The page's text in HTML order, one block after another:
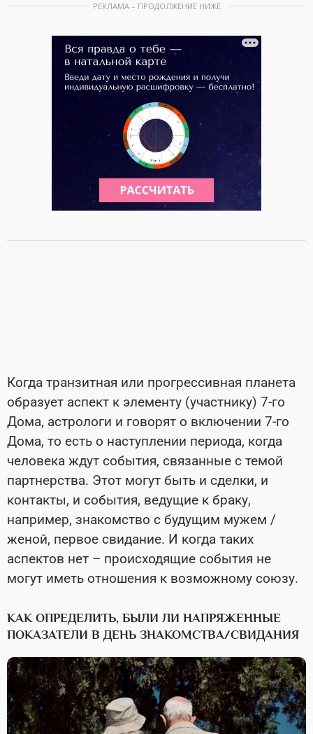
РЕКЛАМА – ПРОДОЛЖЕНИЕ НИЖЕ
Когда транзитная или прогрессивная планета
образует аспект к элементу (участнику) 7-го
Дома, астрологи и говорят о включении 7-го
Дома, то есть о наступлении периода, когда
человека ждут события, связанные с темой
партнерства. Этот могут быть и сделки, и
контакты, и события, ведущие к браку,
например, знакомство с будущим мужем /
женой, первое свидание. И когда таких
аспектов нет – происходящие события не
могут иметь отношения к возможному союзу.
КАК ОПРЕДЕЛИТЬ, БЫЛИ ЛИ НАПРЯЖЕННЫЕ
ПОКАЗАТЕЛИ В ДЕНЬ ЗНАКОМСТВА/СВИДАНИЯ